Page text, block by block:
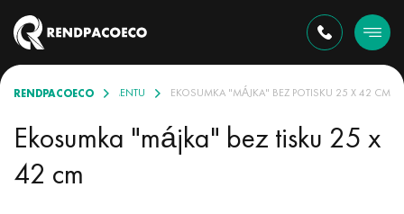
RENDPACOECO
EKOSUMKY V SORTIMENTU EKOSUMKA "MÁJKA" BEZ POTISKU 25 X 42 CM
Ekosumka "májka" bez tisku 25 x
42 cm